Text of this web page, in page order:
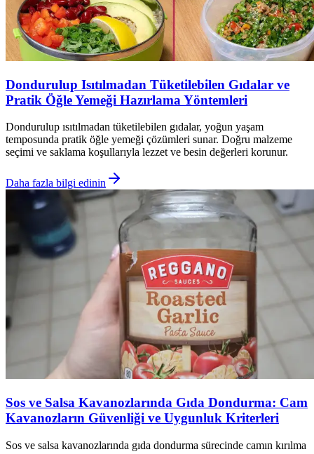
Dondurulup Isıtılmadan Tüketilebilen Gıdalar ve
Pratik Öğle Yemeği Hazırlama Yöntemleri
Dondurulup ısıtılmadan tüketilebilen gıdalar, yoğun yaşam
temposunda pratik öğle yemeği çözümleri sunar. Doğru malzeme
seçimi ve saklama koşullarıyla lezzet ve besin değerleri korunur.
Daha fazla bilgi edinin
Sos ve Salsa Kavanozlarında Gıda Dondurma: Cam
Kavanozların Güvenliği ve Uygunluk Kriterleri
Sos ve salsa kavanozlarında gıda dondurma sürecinde camın kırılma